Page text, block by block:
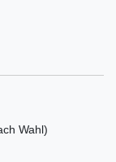
Wahl)